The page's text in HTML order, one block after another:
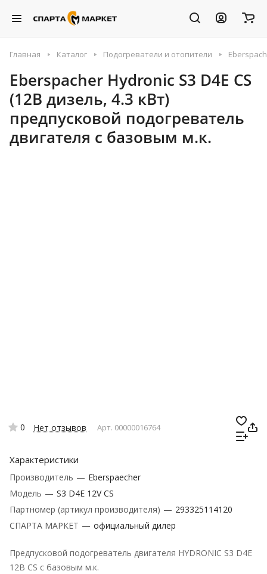
Главная Каталог Подогреватели и отопители
Eberspacher Hydronic S3 D4E CS
(12В дизель, 4.3 кВт)
предпусковой подогреватель
двигателя с базовым м.к.
0 Нет отзывов Арт. 00000016764
Характеристики
Производитель — Eberspaecher
Модель — S3 D4E 12V CS
Партномер (артикул производителя) — 293325114120
СПАРТА МАРКЕТ — официальный дилер
Предпусковой подогреватель двигателя HYDRONIC S3 D4E
12В CS с базовым м.к.